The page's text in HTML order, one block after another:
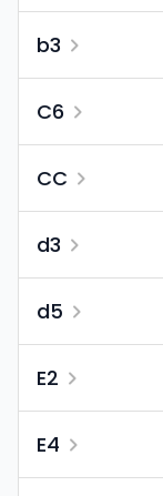
b3
C6
CC
d3
d5
E2
E4